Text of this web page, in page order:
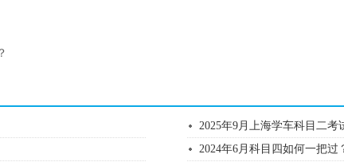
2025年9月上海学车科目二考
2024年6月科目四如何一把过